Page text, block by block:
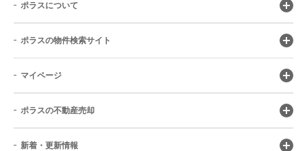
ポラスについて
ポラスの物件検索サイト
マイページ
ポラスの不動産売却
新着・更新情報